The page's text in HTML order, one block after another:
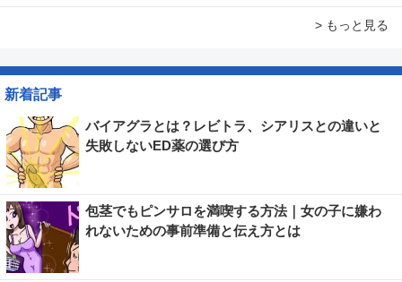
> もっと見る
新着記事
バイアグラとは？レビトラ、シアリスとの違いと
失敗しないED薬の選び方
包茎でもピンサロを満喫する方法｜女の子に嫌わ
れないための事前準備と伝え方とは